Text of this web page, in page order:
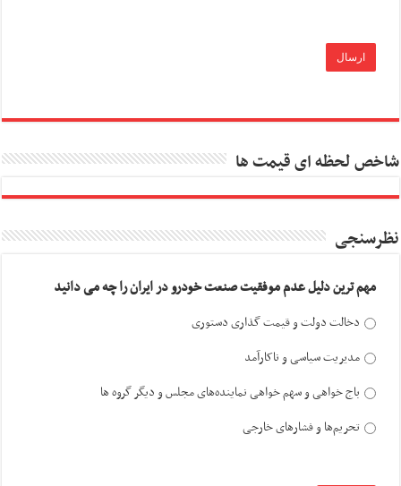
شاخص لحظه ای قیمت ها
نظرسنجی
مهم ترین دلیل عدم موفقیت صنعت خودرو در ایران را چه می دانید
دخالت دولت و قیمت گذاری دستوری
مدیریت سیاسی و ناکارآمد
باج خواهی و سهم خواهی نماینده‌های مجلس و دیگر گروه ها
تحریم‌ها و فشارهای خارجی